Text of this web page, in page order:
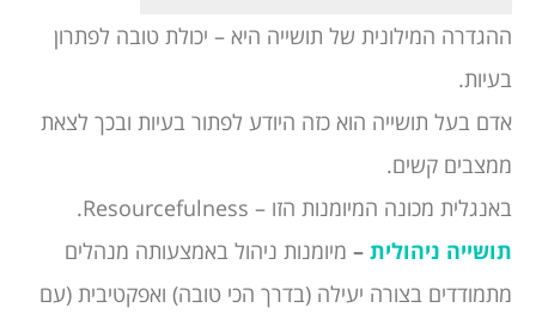
ההגדרה המילונית של תושייה היא – יכולת טובה לפתרון
בעיות.
אדם בעל תושייה הוא כזה היודע לפתור בעיות ובכך לצאת
ממצבים קשים.
באנגלית מכונה המיומנות הזו – Resourcefulness.
תושייה ניהולית – מיומנות ניהול באמצעותה מנהלים
מתמודדים בצורה יעילה (בדרך הכי טובה) ואפקטיבית (עם